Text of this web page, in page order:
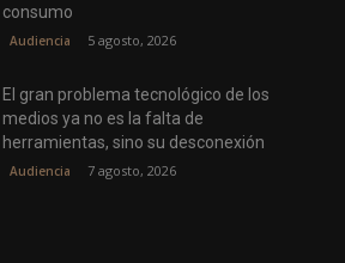
consumo
Audiencia 5 agosto, 2026
El gran problema tecnológico de los
medios ya no es la falta de
herramientas, sino su desconexión
Audiencia 7 agosto, 2026